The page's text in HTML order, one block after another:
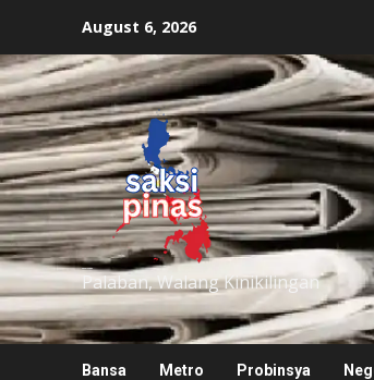
content
August 6, 2026
Palaban, Walang Kinikilingan
Bansa Metro Probinsya